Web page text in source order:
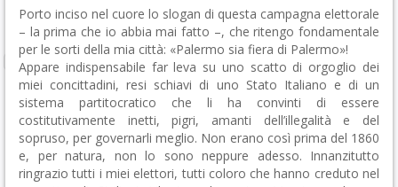
Porto inciso nel cuore lo slogan di questa campagna elettorale
– la prima che io abbia mai fatto –, che ritengo fondamentale
per le sorti della mia città: «Palermo sia fiera di Palermo»!
Appare indispensabile far leva su uno scatto di orgoglio dei
miei concittadini, resi schiavi di uno Stato Italiano e di un
sistema partitocratico che li ha convinti di essere
costitutivamente inetti, pigri, amanti dell’illegalità e del
sopruso, per governarli meglio. Non erano così prima del 1860
e, per natura, non lo sono neppure adesso. Innanzitutto
ringrazio tutti i miei elettori, tutti coloro che hanno creduto nel